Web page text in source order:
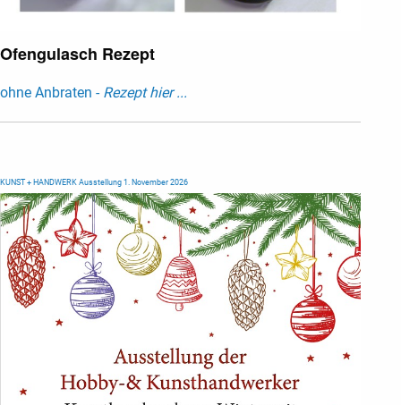
Ofengulasch Rezept
ohne Anbraten - Rezept hier ...
KUNST + HANDWERK Ausstellung 1. November 2026